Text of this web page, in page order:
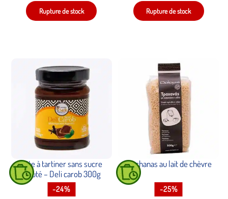
initial
actuel
initial
actuel
-24%
Pâte à tartiner sans sucre
ajouté – Deli carob 300g
-25%
Trachanas au lait de chèvre